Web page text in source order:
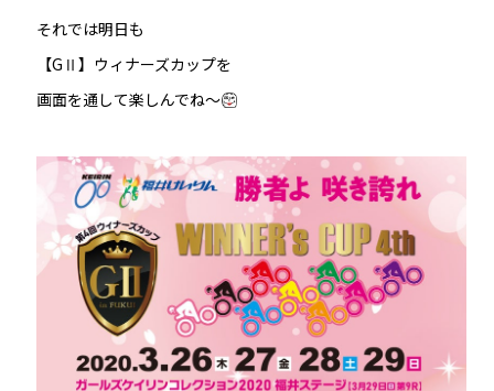
それでは明日も
【GⅡ】ウィナーズカップを
画面を通して楽しんでね～